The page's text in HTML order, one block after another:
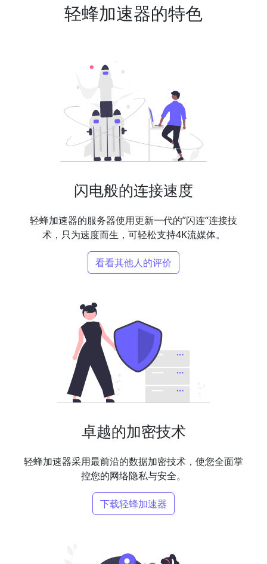
轻蜂加速器的特色
闪电般的连接速度
轻蜂加速器的服务器使用更新一代的”闪连“连接技
术，只为速度而生，可轻松支持4K流媒体。
看看其他人的评价
卓越的加密技术
轻蜂加速器采用最前沿的数据加密技术，使您全面掌
控您的网络隐私与安全。
下载轻蜂加速器